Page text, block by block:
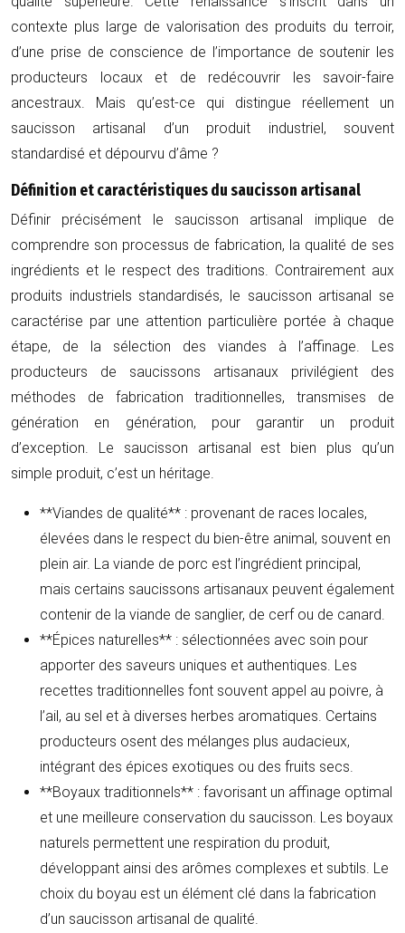
contexte plus large de valorisation des produits du terroir,
d’une prise de conscience de l’importance de soutenir les
producteurs locaux et de redécouvrir les savoir-faire
ancestraux. Mais qu’est-ce qui distingue réellement un
saucisson artisanal d’un produit industriel, souvent
standardisé et dépourvu d’âme ?
Définition et caractéristiques du saucisson artisanal
Définir précisément le saucisson artisanal implique de
comprendre son processus de fabrication, la qualité de ses
ingrédients et le respect des traditions. Contrairement aux
produits industriels standardisés, le saucisson artisanal se
caractérise par une attention particulière portée à chaque
étape, de la sélection des viandes à l’affinage. Les
producteurs de saucissons artisanaux privilégient des
méthodes de fabrication traditionnelles, transmises de
génération en génération, pour garantir un produit
d’exception. Le saucisson artisanal est bien plus qu’un
simple produit, c’est un héritage.
**Viandes de qualité** : provenant de races locales,
élevées dans le respect du bien-être animal, souvent en
plein air. La viande de porc est l’ingrédient principal,
mais certains saucissons artisanaux peuvent également
contenir de la viande de sanglier, de cerf ou de canard.
**Épices naturelles** : sélectionnées avec soin pour
apporter des saveurs uniques et authentiques. Les
recettes traditionnelles font souvent appel au poivre, à
l’ail, au sel et à diverses herbes aromatiques. Certains
producteurs osent des mélanges plus audacieux,
intégrant des épices exotiques ou des fruits secs.
**Boyaux traditionnels** : favorisant un affinage optimal
et une meilleure conservation du saucisson. Les boyaux
naturels permettent une respiration du produit,
développant ainsi des arômes complexes et subtils. Le
choix du boyau est un élément clé dans la fabrication
d’un saucisson artisanal de qualité.